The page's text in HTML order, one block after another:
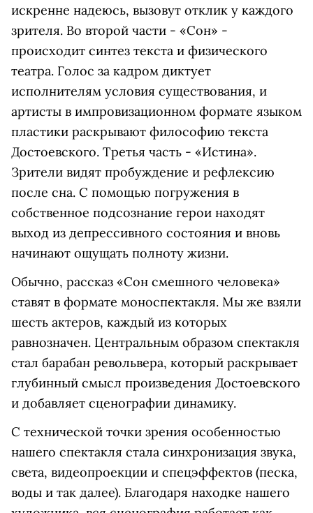
искренне надеюсь, вызовут отклик у каждого
зрителя. Во второй части - «Сон» -
происходит синтез текста и физического
театра. Голос за кадром диктует
исполнителям условия существования, и
артисты в импровизационном формате языком
пластики раскрывают философию текста
Достоевского. Третья часть - «Истина».
Зрители видят пробуждение и рефлексию
после сна. С помощью погружения в
собственное подсознание герои находят
выход из депрессивного состояния и вновь
начинают ощущать полноту жизни.
Обычно, рассказ «Сон смешного человека»
ставят в формате моноспектакля. Мы же взяли
шесть актеров, каждый из которых
равнозначен. Центральным образом спектакля
стал барабан револьвера, который раскрывает
глубинный смысл произведения Достоевского
и добавляет сценографии динамику.
С технической точки зрения особенностью
нашего спектакля стала синхронизация звука,
света, видеопроекции и спецэффектов (песка,
воды и так далее). Благодаря находке нашего